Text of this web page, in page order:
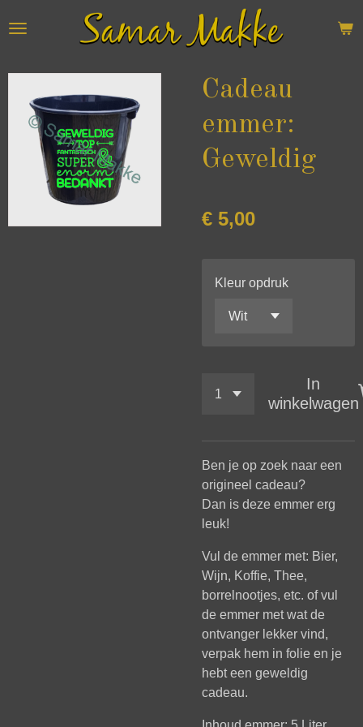
direct
de
hoofdinhoud
Cadeau
emmer:
Geweldig
€ 5,00
Kleur opdruk
In
winkelwagen
Ben je op zoek naar een
origineel cadeau?
Dan is deze emmer erg
leuk!
Vul de emmer met: Bier,
Wijn, Koffie, Thee,
borrelnootjes, etc. of vul
de emmer met wat de
ontvanger lekker vind,
verpak hem in folie en je
hebt een geweldig
cadeau.